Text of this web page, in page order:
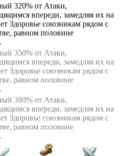
320% от Атаки,
впереди, замедляя их на
Здоровье союзникам рядом с
равном половине
350% от Атаки,
впереди, замедляя их на
Здоровье союзникам рядом с
равном половине
380% от Атаки,
впереди, замедляя их на
Здоровье союзникам рядом с
равном половине